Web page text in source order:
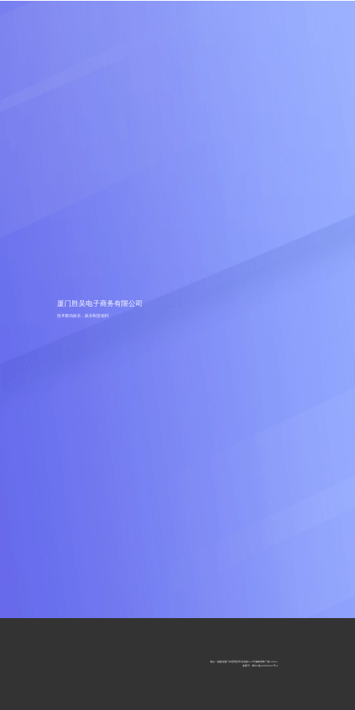
厦门胜吴电子商务有限公司
技术驱动娱乐，娱乐制造福利
地址：福建省厦门市思明区环岛东路153号海峡明珠广场1204-1
备案号：
闻ICP备20000562号-4